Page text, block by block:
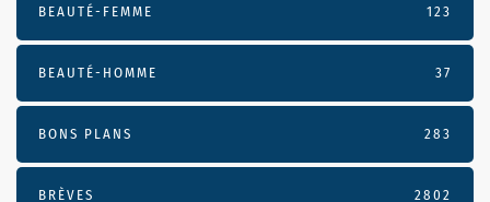
BEAUTÉ-FEMME 123
BEAUTÉ-HOMME 37
BONS PLANS 283
BRÈVES 2802